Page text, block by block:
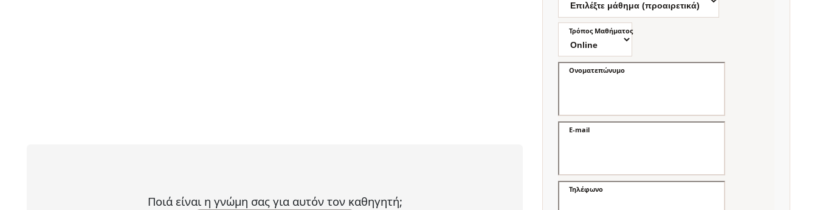
Ποιά είναι η γνώμη σας για αυτόν τον καθηγητή;
Τρόπος Μαθήματος
Ονοματεπώνυμο
E-mail
Τηλέφωνο